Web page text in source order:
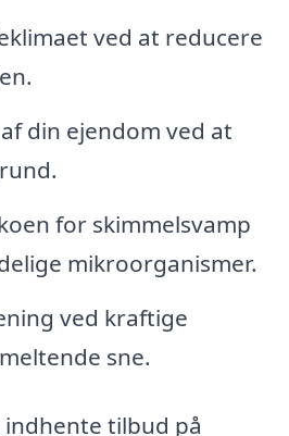
ved at reducere
din ejendom ved at
for skimmelsvamp
mikroorganismer.
ved kraftige
sne.
tilbud på